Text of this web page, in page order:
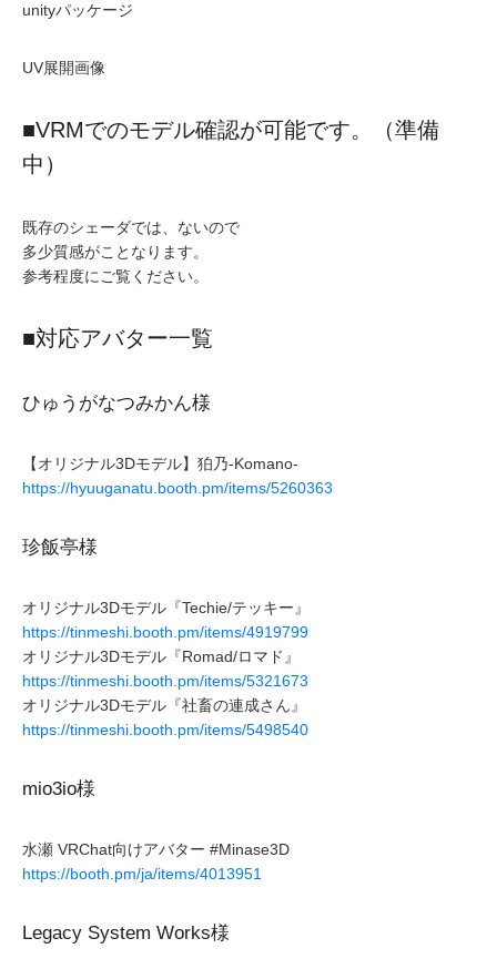
unityパッケージ
UV展開画像
■VRMでのモデル確認が可能です。（準備
中）
既存のシェーダでは、ないので
多少質感がことなります。
参考程度にご覧ください。
■対応アバター一覧
ひゅうがなつみかん様
【オリジナル3Dモデル】狛乃-Komano-
https://hyuuganatu.booth.pm/items/5260363
珍飯亭様
オリジナル3Dモデル『Techie/テッキー』
https://tinmeshi.booth.pm/items/4919799
オリジナル3Dモデル『Romad/ロマド』
https://tinmeshi.booth.pm/items/5321673
オリジナル3Dモデル『社畜の連成さん』
https://tinmeshi.booth.pm/items/5498540
mio3io様
水瀬 VRChat向けアバター #Minase3D
https://booth.pm/ja/items/4013951
Legacy System Works様